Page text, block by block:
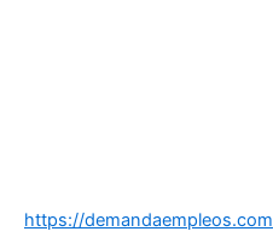
https://demandaempleos.com